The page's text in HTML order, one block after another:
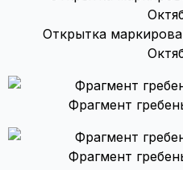
Открытка
Фрагмент
Фрагмент